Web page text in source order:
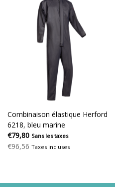
Combinaison élastique Herford
6218, bleu marine
€79,80 Sans les taxes
€96,56 Taxes incluses